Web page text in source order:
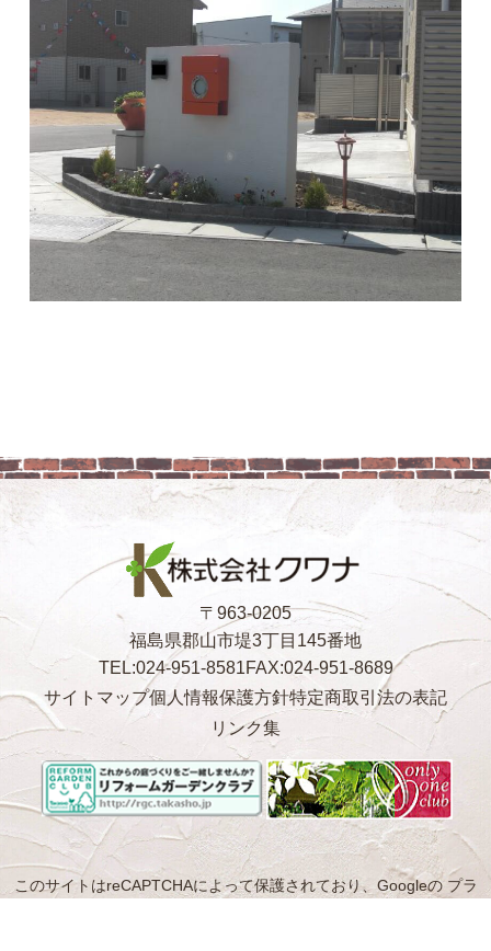
〒963-0205
福島県郡山市堤3丁目145番地
TEL:024-951-8581FAX:024-951-8689
サイトマップ個人情報保護方針特定商取引法の表記
リンク集
このサイトはreCAPTCHAによって保護されており、Googleの プラ